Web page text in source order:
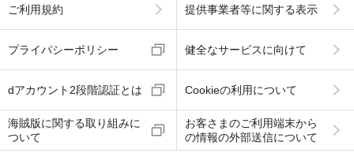
ご利用規約 提供事業者等に関する表示
プライバシーポリシー 健全なサービスに向けて
dアカウント2段階認証とは Cookieの利用について
海賊版に関する取り組みに
ついて
お客さまのご利用端末から
の情報の外部送信について